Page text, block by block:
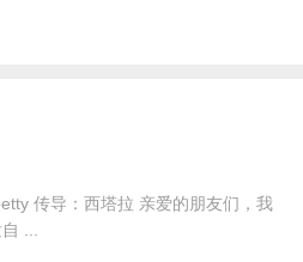
传导：西塔拉 亲爱的朋友们，我
...